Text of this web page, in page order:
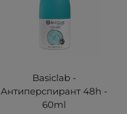
Basiclab -
Антиперспирант 48h -
60ml